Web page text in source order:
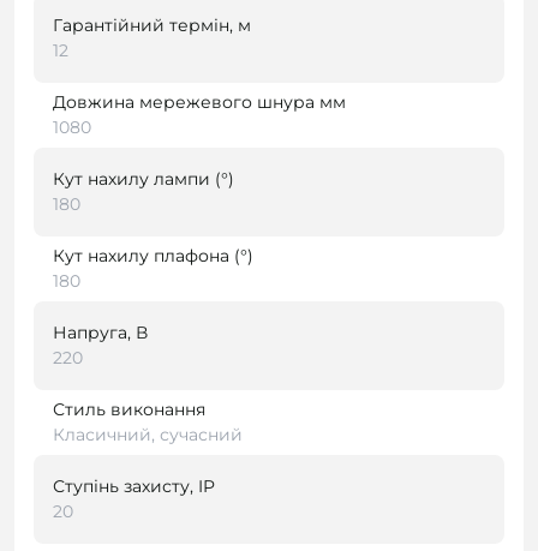
Гарантійний термін, м
12
Довжина мережевого шнура мм
1080
Кут нахилу лампи (°)
180
Кут нахилу плафона (°)
180
Напруга, В
220
Стиль виконання
Класичний, сучасний
Ступінь захисту, IP
20